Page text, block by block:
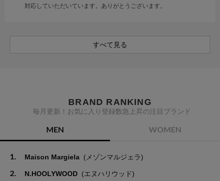
対応していただいています。ありがとうございます。
すべて見る
BRAND RANKING
毎月更新！お気に入り登録数急上昇の注目ブランド
MEN WOMEN
1. Maison Margiela (メゾンマルジェラ)
2. N.HOOLYWOOD (エヌハリウッド)